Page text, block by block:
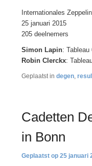
Internationales
25 januari 2015
205 deelnemers
Simon Lapin: Tableau
Robin Clerckx:
Geplaatst in degen,
Cadetten
in Bonn
25 januari